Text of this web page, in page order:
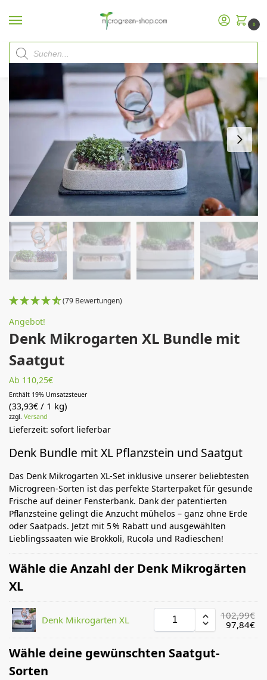
0
Start Microgreen Shop
(79 Bewertungen)
Angebot!
Denk Mikrogarten XL Bundle mit
Saatgut
Ab 110,25€
Enthält 19% Umsatzsteuer
(33,93€ / 1 kg)
zzgl. Versand
Lieferzeit: sofort lieferbar
Denk Bundle mit XL Pflanzstein und Saatgut
Das Denk Mikrogarten XL-Set inklusive unserer beliebtesten
Microgreen-Sorten ist das perfekte Starterpaket für gesunde
Frische auf deiner Fensterbank. Dank der patentierten
Pflanzsteine gelingt die Anzucht mühelos – ganz ohne Erde
oder Saatpads. Jetzt mit 5 % Rabatt und ausgewählten
Lieblingssaaten wie Brokkoli, Rucola und Radieschen!
Wähle die Anzahl der Denk Mikrogärten
XL
Denk Mikrogarten XL 102,99€
97,84€
Wähle deine gewünschten Saatgut-
Sorten